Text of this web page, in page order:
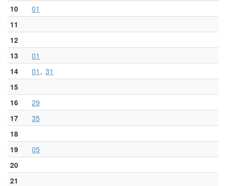
10
01
11
12
13
01
14
01
31
15
16
29
17
35
18
19
05
20
21